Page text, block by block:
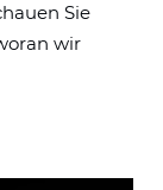
Sie
wir